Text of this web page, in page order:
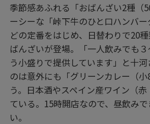
季節感あふれる「おばんざい2種（
ーシーな「峠下牛のひと口ハンバ
どの定番をはじめ、日替わりで20
ばんざいが登場。「一人飲みでも
う小盛りで提供しています」と十
のは意外にも「グリーンカレー（
う。日本酒やスペイン産ワイン（
ている。15時開店なので、昼飲み
い。